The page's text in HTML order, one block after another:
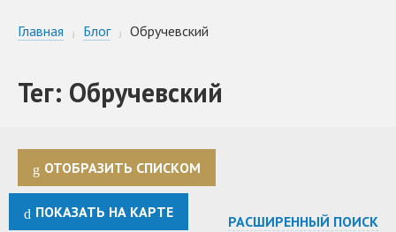
Главная Блог Обручевский
Тег: Обручевский
ОТОБРАЗИТЬ СПИСКОМ
ПОКАЗАТЬ НА КАРТЕ
РАСШИРЕННЫЙ ПОИСК